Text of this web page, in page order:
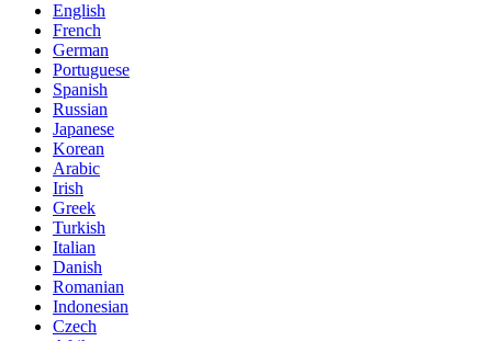
English
French
German
Portuguese
Spanish
Russian
Japanese
Korean
Arabic
Irish
Greek
Turkish
Italian
Danish
Romanian
Indonesian
Czech